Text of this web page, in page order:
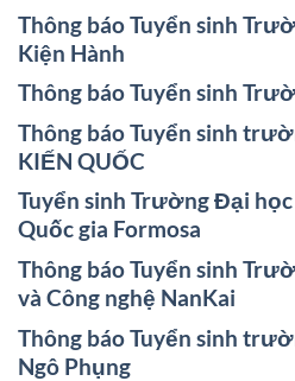
Thông báo Tuyển sinh
Kiện Hành
Thông báo Tuyển sinh
Thông báo Tuyển sinh
KIẾN QUỐC
Tuyển sinh Trường Đại
Quốc gia Formosa
Thông báo Tuyển sinh
và Công nghệ NanKai
Thông báo Tuyển sinh
Ngô Phụng